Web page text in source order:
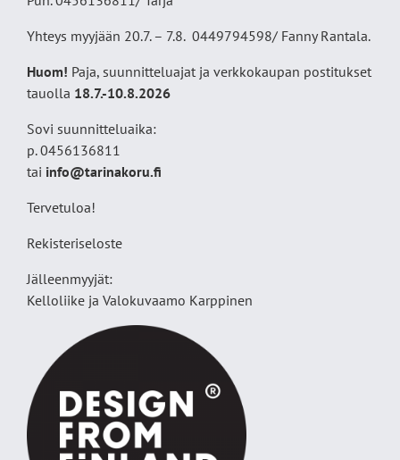
Yhteys myyjään 20.7. – 7.8. 0449794598/ Fanny Rantala.
Huom! Paja, suunnitteluajat ja verkkokaupan postitukset
tauolla 18.7.-10.8.2026
Sovi suunnitteluaika:
p. 0456136811
tai info@tarinakoru.fi
Tervetuloa!
Rekisteriseloste
Jälleenmyyjät:
Kelloliike ja Valokuvaamo Karppinen